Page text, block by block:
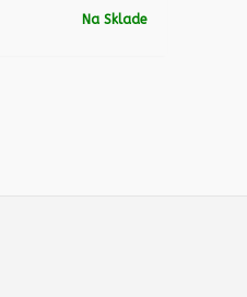
Na Sklade